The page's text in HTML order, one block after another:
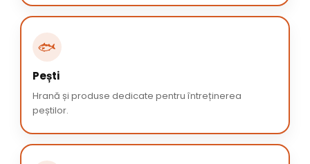
🐟
Pești
Hrană și produse dedicate pentru întreținerea
peștilor.